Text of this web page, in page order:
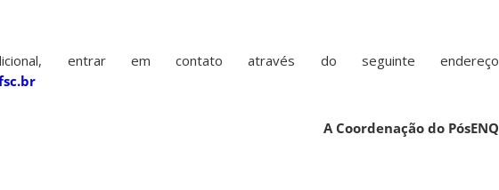
entrar em contato através do seguinte endereço
A Coordenação do PósENQ